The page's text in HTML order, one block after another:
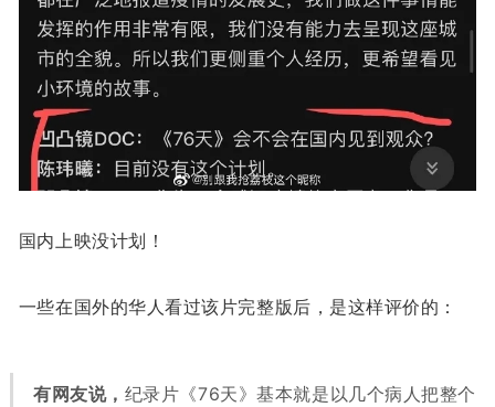
国内上映没计划！
一些在国外的华人看过该片完整版后，是这样评价的：
有网友说， 纪录片《76天》基本就是以几个病人把整个